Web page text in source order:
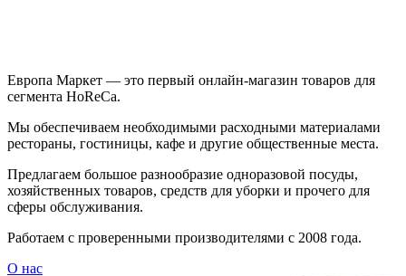
Европа Маркет — это первый онлайн-магазин товаров для
сегмента HoReCa.
Мы обеспечиваем необходимыми расходными материалами
рестораны, гостиницы, кафе и другие общественные места.
Предлагаем большое разнообразие одноразовой посуды,
хозяйственных товаров, средств для уборки и прочего для
сферы обслуживания.
Работаем с проверенными производителями с 2008 года.
О нас